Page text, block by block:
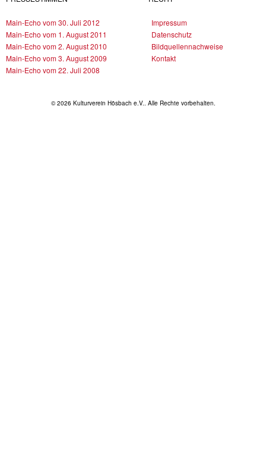
Main-Echo vom 30. Juli 2012
Main-Echo vom 1. August 2011
Main-Echo vom 2. August 2010
Main-Echo vom 3. August 2009
Main-Echo vom 22. Juli 2008
Impressum
Datenschutz
Bildquellennachweise
Kontakt
© 2026 Kulturverein Hösbach e.V.. Alle Rechte vorbehalten.